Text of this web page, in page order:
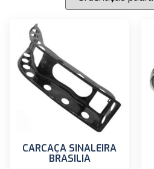
CARCAÇA SINALEIRA
BRASILIA